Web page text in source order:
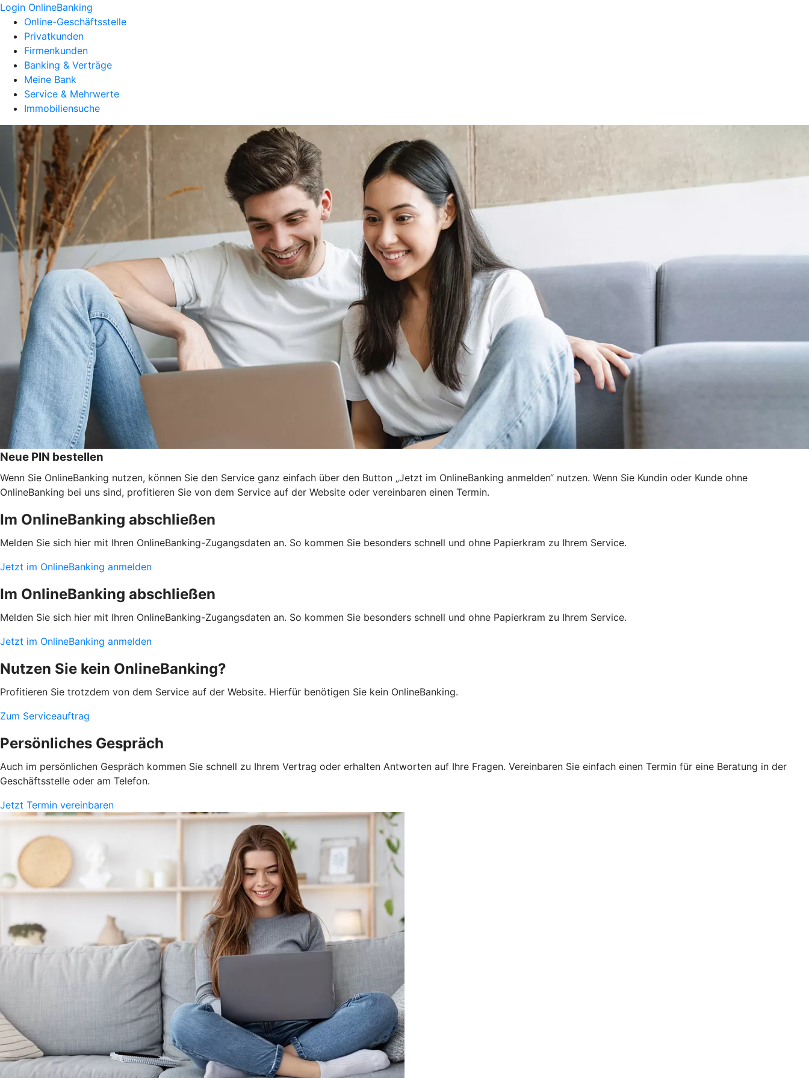
Login OnlineBanking
Online-Geschäftsstelle
Privatkunden
Firmenkunden
Banking & Verträge
Meine Bank
Service & Mehrwerte
Immobiliensuche
Neue PIN bestellen
Wenn Sie OnlineBanking nutzen, können Sie den Service ganz einfach über den Button „Jetzt im OnlineBanking anmelden“ nutzen. Wenn Sie Kundin oder Kunde ohne
OnlineBanking bei uns sind, profitieren Sie von dem Service auf der Website oder vereinbaren einen Termin.
Im OnlineBanking abschließen
Melden Sie sich hier mit Ihren OnlineBanking-Zugangsdaten an. So kommen Sie besonders schnell und ohne Papierkram zu Ihrem Service.
Jetzt im OnlineBanking anmelden
Im OnlineBanking abschließen
Melden Sie sich hier mit Ihren OnlineBanking-Zugangsdaten an. So kommen Sie besonders schnell und ohne Papierkram zu Ihrem Service.
Jetzt im OnlineBanking anmelden
Nutzen Sie kein OnlineBanking?
Profitieren Sie trotzdem von dem Service auf der Website. Hierfür benötigen Sie kein OnlineBanking.
Zum Serviceauftrag
Persönliches Gespräch
Auch im persönlichen Gespräch kommen Sie schnell zu Ihrem Vertrag oder erhalten Antworten auf Ihre Fragen. Vereinbaren Sie einfach einen Termin für eine Beratung in der
Geschäftsstelle oder am Telefon.
Jetzt Termin vereinbaren